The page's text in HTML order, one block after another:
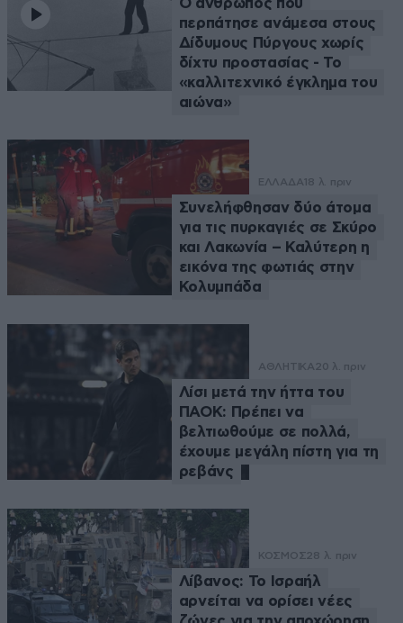
Ο άνθρωπος που
περπάτησε ανάμεσα στους
Δίδυμους Πύργους χωρίς
δίχτυ προστασίας - Το
«καλλιτεχνικό έγκλημα του
αιώνα»
ΕΛΛΑΔΑ 18 λ. πριν
Συνελήφθησαν δύο άτομα
για τις πυρκαγιές σε Σκύρο
και Λακωνία – Καλύτερη η
εικόνα της φωτιάς στην
Κολυμπάδα
ΑΘΛΗΤΙΚΑ20 λ. πριν
Λίσι μετά την ήττα του
ΠΑΟΚ: Πρέπει να
βελτιωθούμε σε πολλά,
έχουμε μεγάλη πίστη για τη
ρεβάνς
ΚΟΣΜΟΣ28 λ. πριν
Λίβανος: Το Ισραήλ
αρνείται να ορίσει νέες